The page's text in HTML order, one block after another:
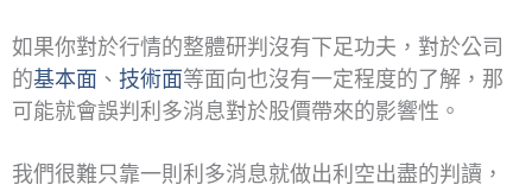
如果你對於行情的整體研判沒有下足功夫，對於公司
的基本面 、 技術面等面向也沒有一定程度的了解，那
可能就會誤判利多消息對於股價帶來的影響性。
我們很難只靠一則利多消息就做出利空出盡的判讀，